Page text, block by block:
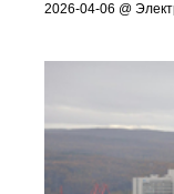
2026-04-06 @